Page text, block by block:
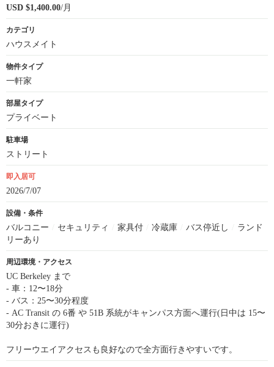
USD $1,400.00/月
カテゴリ
ハウスメイト
物件タイプ
一軒家
部屋タイプ
プライベート
駐車場
ストリート
即入居可
2026/7/07
設備・条件
バルコニー セキュリティ 家具付 冷蔵庫 バス停近し
ランド
リーあり
周辺環境・アクセス
UC Berkeley まで
- 車：12〜18分
- バス：25〜30分程度
- AC Transit の 6番 や 51B 系統がキャンパス方面へ運行(日中は 15〜
30分おきに運行)
フリーウエイアクセスも良好なので全方面行きやすいです。